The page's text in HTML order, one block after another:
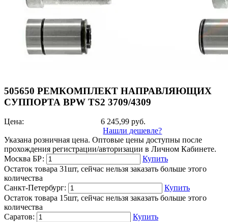
505650 РЕМКОМПЛЕКТ НАПРАВЛЯЮЩИХ
СУППОРТА BPW TS2 3709/4309
Цена: 6 245,99руб.
Нашли дешевле?
Указана розничная цена. Оптовые цены доступны после
прохождения регистрации/авторизации в Личном Кабинете.
Москва БР:
Купить
Остаток товара 31шт, сейчас нельзя заказать больше этого
количества
Санкт-Петербург:
Купить
Остаток товара 15шт, сейчас нельзя заказать больше этого
количества
Саратов:
Купить